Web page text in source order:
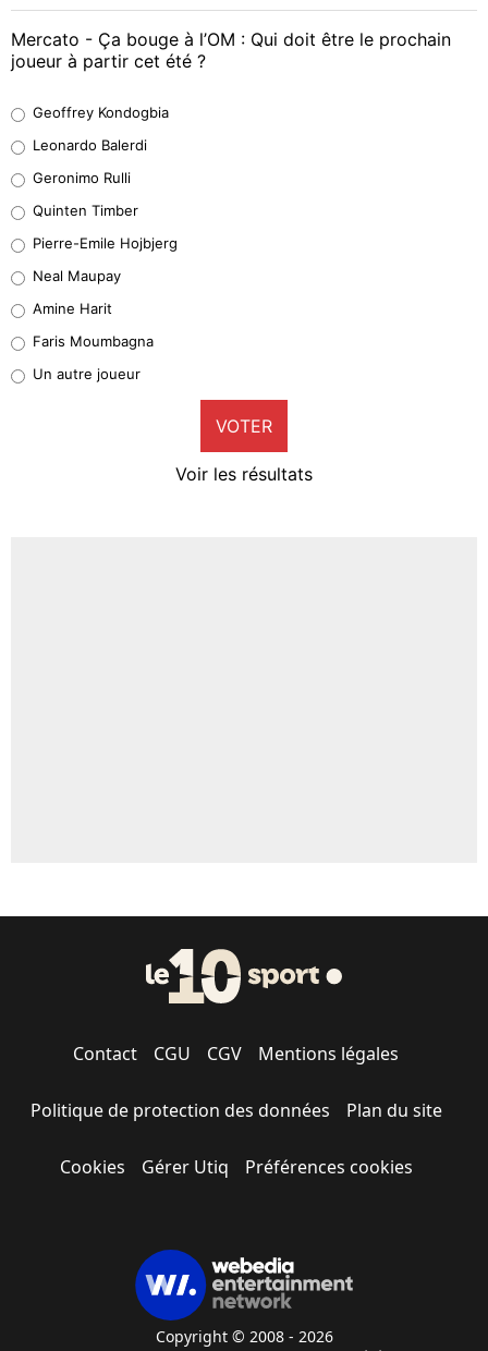
Mercato - Ça bouge à l’OM : Qui doit être le prochain
joueur à partir cet été ?
38%
32%
5%
1%
9%
Geoffrey Kondogbia
Leonardo Balerdi
Geronimo Rulli
Quinten Timber
Pierre-Emile Hojbjerg
Neal Maupay
Amine Harit
Faris Moumbagna
Un autre joueur
VOTER
Voir les résultats
Contact CGU CGV Mentions légales
Politique de protection des données Plan du site
Cookies Gérer Utiq Préférences cookies
Copyright © 2008 - 2026